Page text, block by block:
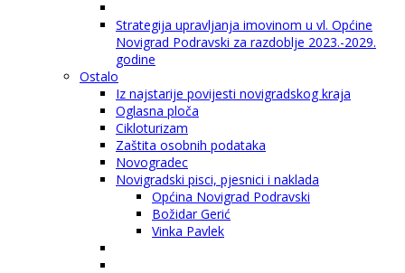
Strategija upravljanja imovinom u vl. Općine
Novigrad Podravski za razdoblje 2023.-2029.
godine
Ostalo
Iz najstarije povijesti novigradskog kraja
Oglasna ploča
Cikloturizam
Zaštita osobnih podataka
Novogradec
Novigradski pisci, pjesnici i naklada
Općina Novigrad Podravski
Božidar Gerić
Vinka Pavlek